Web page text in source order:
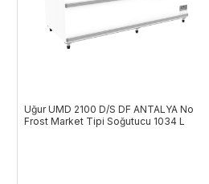
Uğur UMD 2100 D/S DF ANTALYA No
Frost Market Tipi Soğutucu 1034 L